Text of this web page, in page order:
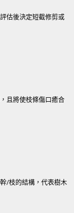
估後決定短截修剪或
且將使枝條傷口癒合
/枝的結構，代表樹木